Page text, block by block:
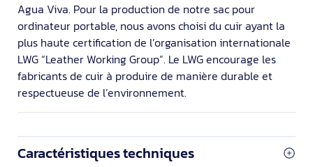
Agua Viva. Pour la production de notre sac pour
ordinateur portable, nous avons choisi du cuir ayant la
plus haute certification de l’organisation internationale
LWG “Leather Working Group”. Le LWG encourage les
fabricants de cuir à produire de manière durable et
respectueuse de l’environnement.
Caractéristiques techniques